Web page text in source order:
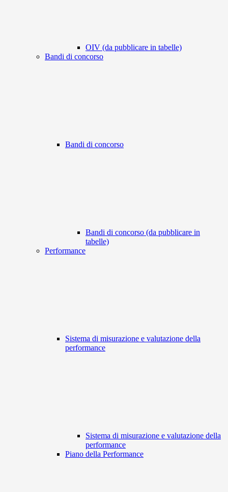
OIV (da pubblicare in tabelle)
Bandi di concorso
Bandi di concorso
Bandi di concorso (da pubblicare in
tabelle)
Performance
Sistema di misurazione e valutazione della
performance
Sistema di misurazione e valutazione della
performance
Piano della Performance